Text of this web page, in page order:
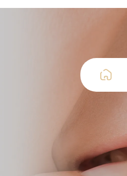
予防・メンテナンス